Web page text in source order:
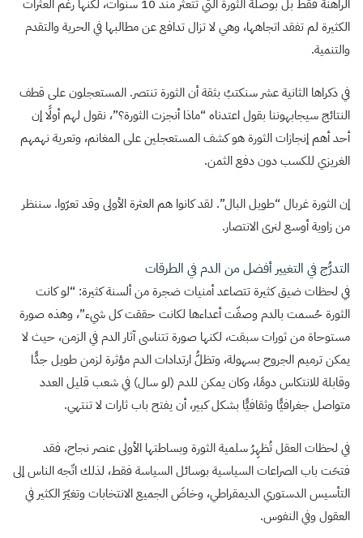
الراهنة فقط بل بوصلة الثورة التي تتعثر منذ 10 سنوات، لكنها رغم العثرات
الكثيرة لم تفقد اتجاهها، وهي لا تزال تدافع عن مطالبها في الحرية والتقدم
والتنمية.
في ذكراها الثانية عشر سنكتبُ بثقة أن الثورة تنتصر. المستعجلون على قطف
النتائج سيجابهوننا بقول اعتدناه “ماذا أنجزت الثورة؟”، نقول لهم أولًا إن
أحد أهم إنجازات الثورة هو كشف المستعجلين على المغانم، وتعرية نهمهم
الغريزي للكسب دون دفع الثمن.
إن الثورة غربال “طويل البال”. لقد كانوا هم العثرة الأولى وقد تعرّوا. سننظر
من زاوية أوسع لنرى الانتصار.
التدرُّج في التغيير أفضل من الدم في الطرقات
في لحظات ضيق كثيرة تتصاعد أمنيات ضجرة من ألسنة كثيرة: “لو كانت
الثورة حُسمت بالدم وصفّت أعداءها لكانت حققت كل شيء”، وهذه صورة
مستوحاة من ثورات سبقت، لكنها صورة تتناسى آثار الدم في الزمن، حيث لا
يمكن ترميم الجروح بسهولة، وتظلُّ ارتدادات الدم مؤثرة لزمن طويل جدًّا
وقابلة للانتكاس دومًا، وكان يمكن للدم (لو سال) في شعب قليل العدد
متواصل جغرافيًّا وثقافيًّا بشكل كبير، أن يفتح باب ثارات لا تنتهي.
في لحظات العقل تُظهِرُ سلمية الثورة وبساطتها الأولى عنصر نجاح، فقد
فتحَت باب الصراعات السياسية بوسائل السياسة فقط، لذلك اتّجه الناس إلى
التأسيس الدستوري الديمقراطي، وخاضَ الجميع الانتخابات وتغيّرَ الكثير في
العقول وفي النفوس.